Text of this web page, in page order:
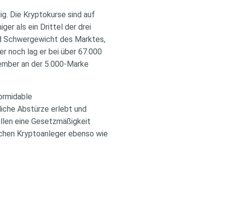
Die Kryptokurse sind auf
als ein Drittel der drei
Schwergewicht des Marktes,
noch lag er bei über 67.000
an der 5.000-Marke
Abstürze erlebt und
eine Gesetzmäßigkeit
Kryptoanleger ebenso wie